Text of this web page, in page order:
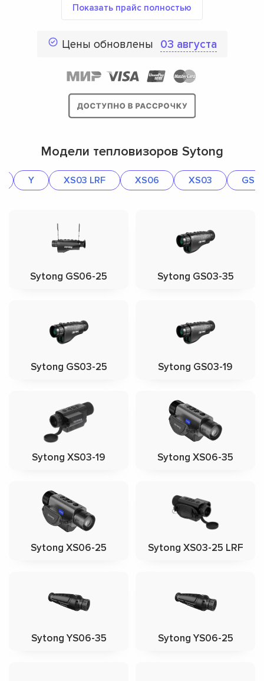
Показать прайс полностью
Цены обновлены 03 августа
Модели тепловизоров Sytong
Y XS03 LRF XS06 XS03
Sytong GS06-25 Sytong GS03-35
Sytong GS03-25 Sytong GS03-19
Sytong XS03-19 Sytong XS06-35
Sytong XS06-25 Sytong XS03-25 LRF
Sytong YS06-35 Sytong YS06-25